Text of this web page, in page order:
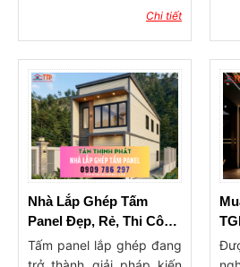
tư
Chi tiết
Nhà Lắp Ghép Tấm
Panel Đẹp, Rẻ, Thi Công
Nhanh
Tấm panel lắp ghép đang